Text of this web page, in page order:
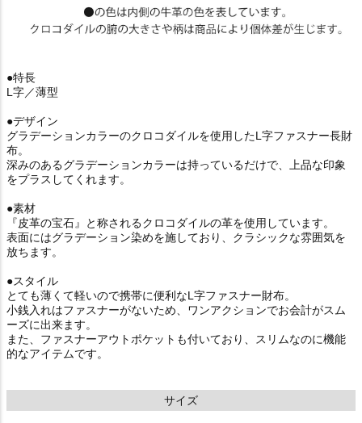
●特長
L字／薄型
●デザイン
グラデーションカラーのクロコダイルを使用したL字ファスナー長財
布。
深みのあるグラデーションカラーは持っているだけで、上品な印象
をプラスしてくれます。
●素材
『皮革の宝石』と称されるクロコダイルの革を使用しています。
表面にはグラデーション染めを施しており、クラシックな雰囲気を
放ちます。
●スタイル
とても薄くて軽いので携帯に便利なL字ファスナー財布。
小銭入れはファスナーがないため、ワンアクションでお会計がスム
ーズに出来ます。
また、ファスナーアウトポケットも付いており、スリムなのに機能
的なアイテムです。
サイズ